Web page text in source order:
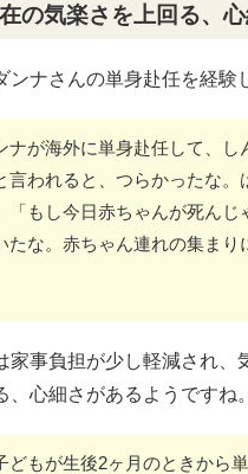
の気楽さを上回る、
ンナさんの単身赴任を経験
ナが海外に単身赴任して、
言われると、つらかったな
「もし今日赤ちゃんが死ん
たな。赤ちゃん連れの集ま
家事負担が少し軽減され、
、心細さがあるようですね。
どもが生後2ヶ月のときから